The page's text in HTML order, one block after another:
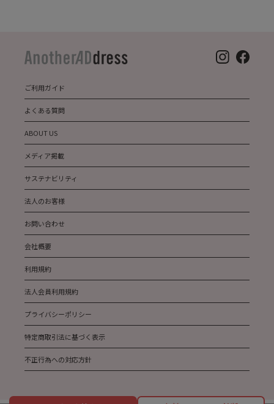
ご利用ガイド
よくある質問
ABOUT US
メディア掲載
サステナビリティ
法人のお客様
お問い合わせ
会社概要
利用規約
法人会員利用規約
プライバシーポリシー
特定商取引法に基づく表示
不正行為への対応方針